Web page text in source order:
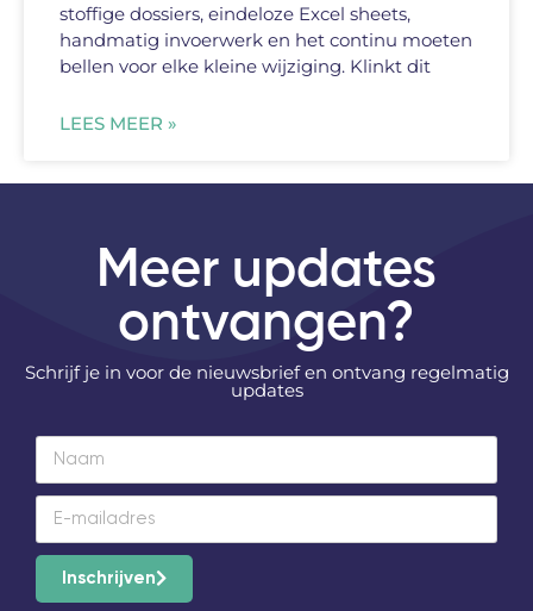
stoffige dossiers, eindeloze Excel sheets,
handmatig invoerwerk en het continu moeten
bellen voor elke kleine wijziging. Klinkt dit
LEES MEER »
Meer updates
ontvangen?
Schrijf je in voor de nieuwsbrief en ontvang regelmatig
updates
Inschrijven